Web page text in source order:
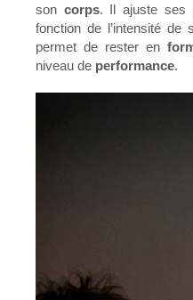
son corps. Il ajuste ses
fonction de l’intensité de
permet de rester en
niveau de performance.